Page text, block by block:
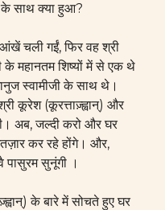
के साथ क्या हुआ?
आंखें चली गईं, फिर वह श्री
के महानतम शिष्यों में से एक थे
स्वामीजी के साथ थे।
कूरेश (कूरत्ताज़्ह्वान्) और
अब, जल्दी करो और घर
कर रहे होंगे। और,
पासुरम सुनूंगी ।
के बारे में सोचते हुए घर